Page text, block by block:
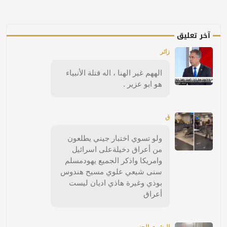
آخر تعليق
زائر
الههم غير الهنا ، اله قتلة الأنبياء
هو ابو عزير .
ق
ولو تسوي اختبار جيني يطلعون
من أعراق دخيلةعلى اسرائيل
وامريكا واذكر الجميع يهودمسلم
سنى شيعي علوي مسيح هندوس
بوذي وغيرة هاذي اديان ليست
أعراق